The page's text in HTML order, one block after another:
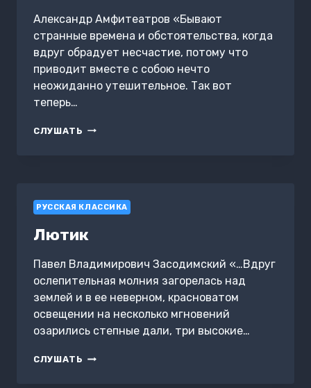
Александр Амфитеатров «Бывают
странные времена и обстоятельства, когда
вдруг обрадует несчастие, потому что
приводит вместе с собою нечто
неожиданно утешительное. Так вот
теперь…
СЛУШАТЬ МУЖ
РУССКАЯ КЛАССИКА
Лютик
Павел Владимирович Засодимский «…Вдруг
ослепительная молния загорелась над
землей и в ее неверном, красноватом
освещении на несколько мгновений
озарились степные дали, три высокие…
СЛУШАТЬ ЛЮТИК